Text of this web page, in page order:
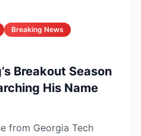
Breaking News
Breakout Season
His Name
from Georgia Tech